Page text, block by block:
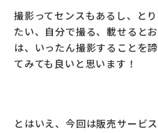
撮影ってセンスもあるし、と
たい、自分で撮る、載せると
は、いったん撮影することを
てみても良いと思います！
とはいえ、今回は販売サービ